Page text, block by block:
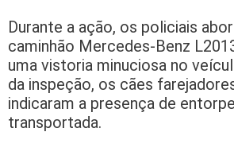
Durante a ação, os policiais
caminhão Mercedes-Benz
uma vistoria minuciosa no
da inspeção, os cães
indicaram a presença de
transportada.